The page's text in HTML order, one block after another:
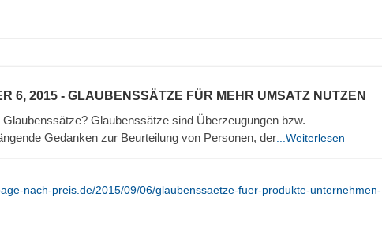
6, 2015 - GLAUBENSSÄTZE FÜR MEHR UMSATZ NUTZEN
Glaubenssätze? Glaubenssätze sind Überzeugungen bzw.
Gedanken zur Beurteilung von Personen, der ...Weiterlesen
nach-preis.de/2015/09/06/glaubenssaetze-fuer-produkte-unternehmen-